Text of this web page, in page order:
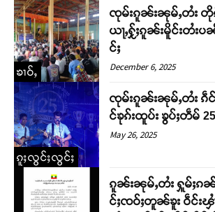
ၶၢဝ်ႇ
ၸုမ်းၵူၼ်းၼုမ်ႇတႆး
ယႃႇႁႂ်ႈၵူၼ်းမိူင်းတႆး
င်ႈ
December 6, 2025
ၵူႈလွင်ႈလွင်ႈ
ၸုမ်းၵူၼ်းၼုမ်ႇတႆး ၵဵင်
င်ၶုၵ်းထူပ်း ၶွပ်ႈတဵမ်
May 26, 2025
ၵူၼ်းၼုမ်ႇတႆး ႁူမ်ႈ
င်ႈၸဝ်ႈတူၼ်ၶူး ဝဵင်းၾ